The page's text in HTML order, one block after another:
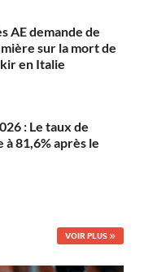
AE demande de
sur la mort de
en Italie
: Le taux de
81,6% après le
VOIR PLUS